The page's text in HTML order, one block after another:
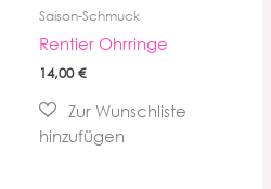
Saison-Schmuck
Rentier Ohrringe
14,00€